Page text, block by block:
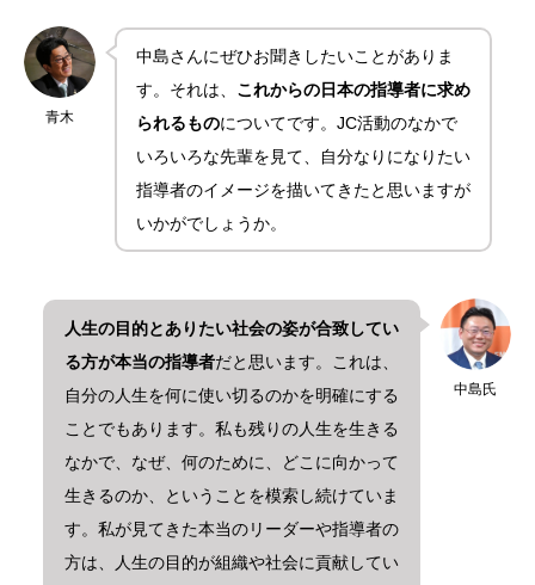
青木
中島さんにぜひお聞きしたいことがありま
す。それは、 これからの日本の指導者に求め
られるものについてです。JC活動のなかで
いろいろな先輩を見て、自分なりになりたい
指導者のイメージを描いてきたと思いますが
いかがでしょうか。
中島氏
人生の目的とありたい社会の姿が合致してい
る方が本当の指導者だと思います。これは、
自分の人生を何に使い切るのかを明確にする
ことでもあります。私も残りの人生を生きる
なかで、なぜ、何のために、どこに向かって
生きるのか、ということを模索し続けていま
す。私が見てきた本当のリーダーや指導者の
方は、人生の目的が組織や社会に貢献してい